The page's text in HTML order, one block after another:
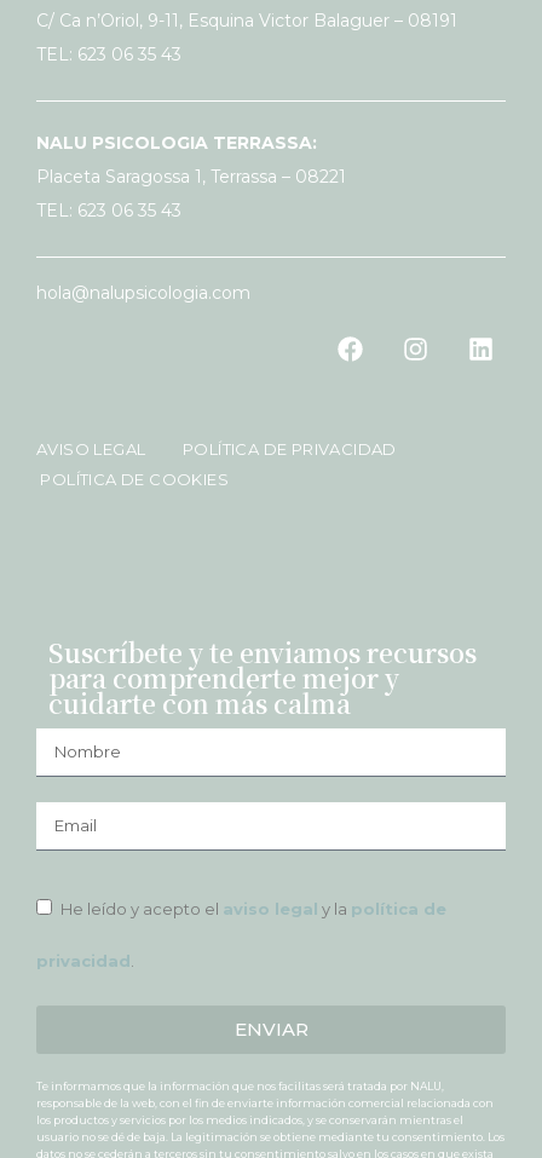
C/ Ca n’Oriol, 9-11, Esquina Victor Balaguer – 08191
TEL: 623 06 35 43
NALU PSICOLOGIA TERRASSA:
Placeta Saragossa 1, Terrassa – 08221
TEL: 623 06 35 43
hola@nalupsicologia.com
AVISO LEGAL
POLÍTICA DE PRIVACIDAD
POLÍTICA DE COOKIES
Suscríbete y te enviamos recursos
para comprenderte mejor y
cuidarte con más calma
He leído y acepto el aviso legal y la política de
privacidad
ENVIAR
Te informamos que la información que nos facilitas será tratada por NALU,
responsable de la web, con el fin de enviarte información comercial relacionada con
los productos y servicios por los medios indicados, y se conservarán mientras el
usuario no se dé de baja. La legitimación se obtiene mediante tu consentimiento. Los
datos no se cederán a terceros sin tu consentimiento salvo en los casos en que exista